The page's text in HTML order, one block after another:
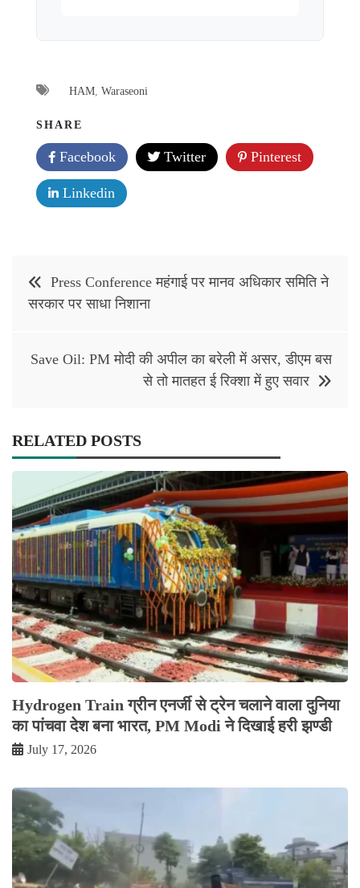
HAM, Waraseoni
SHARE
Facebook Twitter Pinterest
Linkedin
Post
navigation
Press Conference महंगाई पर मानव अधिकार समिति ने
सरकार पर साधा निशाना
Save Oil: PM मोदी की अपील का बरेली में असर, डीएम बस
से तो मातहत ई रिक्शा में हुए सवार
RELATED POSTS
Hydrogen Train ग्रीन एनर्जी से ट्रेन चलाने वाला दुनिया
का पांचवा देश बना भारत, PM Modi ने दिखाई हरी झण्डी
July 17, 2026